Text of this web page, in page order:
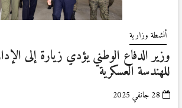
أنشطة وزارية
وزير الدفاع الوطني يؤدي زيارة إلى
للهندسة العسكرية
28 جانفي 2025